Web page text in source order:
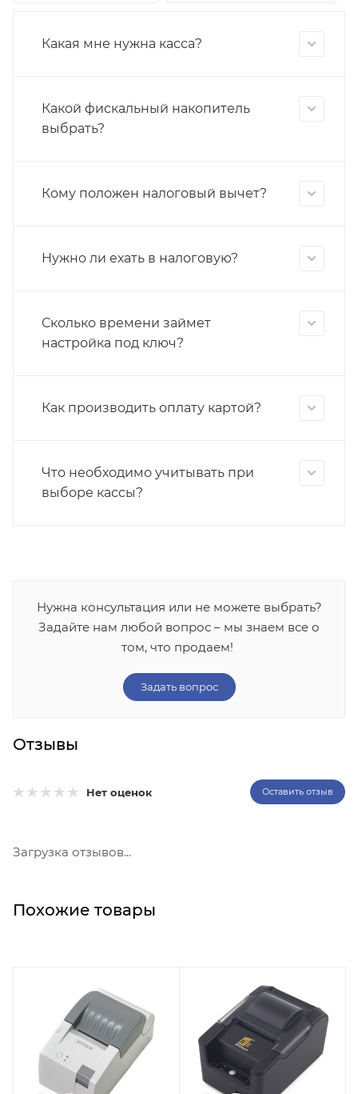
Какая мне нужна касса?
Какой фискальный накопитель
выбрать?
Кому положен налоговый вычет?
Нужно ли ехать в налоговую?
Сколько времени займет
настройка под ключ?
Как производить оплату картой?
Что необходимо учитывать при
выборе кассы?
Нужна консультация или не можете выбрать?
Задайте нам любой вопрос – мы знаем все о
том, что продаем!
Задать вопрос
Отзывы
Нет оценок Оставить отзыв
Загрузка отзывов...
Похожие товары